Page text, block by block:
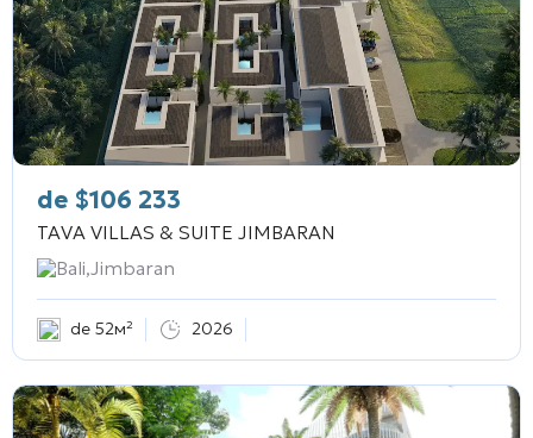
de $106 233
TAVA VILLAS & SUITE JIMBARAN
Bali,Jimbaran
de 52м² 2026